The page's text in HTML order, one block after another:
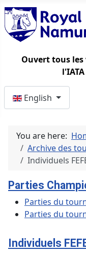
Ouvert tous les
English
You are here:
Archive des
Individuels
Parties
Parties du
Parties du
Individuels